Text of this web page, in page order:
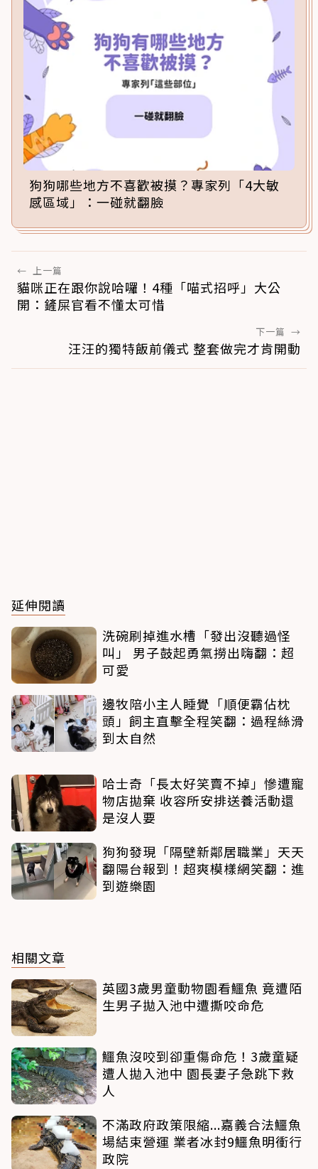
狗狗哪些地方不喜歡被摸？專家列「4大敏
感區域」：一碰就翻臉
← 上一篇
貓咪正在跟你說哈囉！4種「喵式招呼」大公
開：鏟屎官看不懂太可惜
下一篇 →
汪汪的獨特飯前儀式 整套做完才肯開動
延伸閱讀
洗碗刷掉進水槽「發出沒聽過怪
叫」 男子鼓起勇氣撈出嗨翻：超
可愛
邊牧陪小主人睡覺「順便霸佔枕
頭」飼主直擊全程笑翻：過程絲滑
到太自然
哈士奇「長太好笑賣不掉」慘遭寵
物店拋棄 收容所安排送養活動還
是沒人要
狗狗發現「隔壁新鄰居職業」天天
翻陽台報到！超爽模樣網笑翻：進
到遊樂園
相關文章
英國3歲男童動物園看鱷魚 竟遭陌
生男子拋入池中遭撕咬命危
鱷魚沒咬到卻重傷命危！3歲童疑
遭人拋入池中 園長妻子急跳下救
人
不滿政府政策限縮...嘉義合法鱷魚
場結束營運 業者冰封9鱷魚明衝行
政院